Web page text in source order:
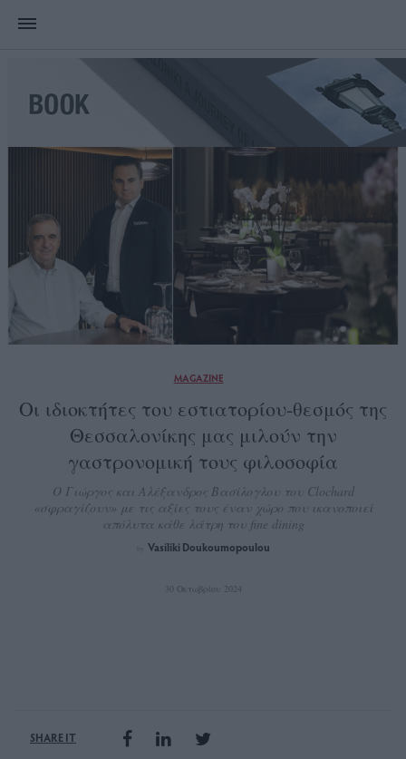
MAGAZINE
Οι ιδιοκτήτες του εστιατορίου-θεσμός της
Θεσσαλονίκης μας μιλούν την
γαστρονομική τους φιλοσοφία
Ο Γιώργος και Αλέξανδρος Βασίλογλου του Clochard
«σφραγίζουν» με τις αξίες τους έναν χώρο που ικανοποιεί
απόλυτα κάθε λάτρη του fine dining
Vasiliki Doukoumopoulou
30 Οκτωβρίου 2024
SHARE IT